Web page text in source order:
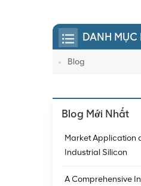
DANH MỤC
Blog
Blog Mới Nhất
Market Application
Industrial Silicon
A Comprehensive